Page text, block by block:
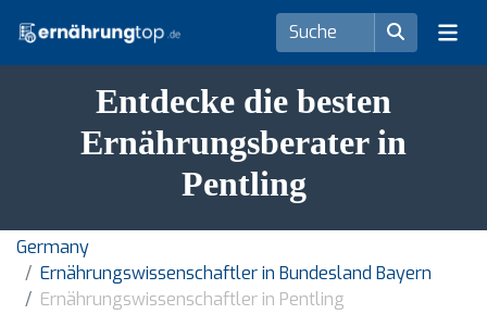
Entdecke die besten
Ernährungsberater in
Pentling
Germany
Ernährungswissenschaftler in Bundesland Bayern
Ernährungswissenschaftler in Pentling